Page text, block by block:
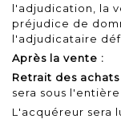
l'adjudication, la
préjudice de
l'adjudicataire
Après la vente :
Retrait des
sera sous
L'acquéreur sera